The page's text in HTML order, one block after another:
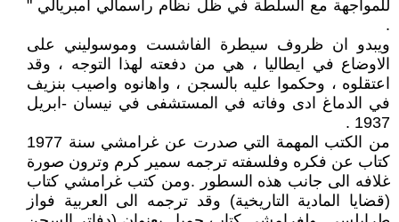
للمواجهة مع السلطة في ظل نظام رأسمالي امبريالي "
.
ويبدو ان ظروف سيطرة الفاشست وموسوليني على
الاوضاع في ايطاليا ، هي من دفعته لهذا التوجه ، وقد
اعتقلوه ، وحكموا عليه بالسجن ، واهانوه واصيب بنزيف
في الدماغ ادى وفاته في المستشفى في نيسان -ابريل
1937 .
من الكتب المهمة التي صدرت عن غرامشي سنة 1977
كتاب عن فكره وفلسفته ترجمه سمير كرم وترون صورة
غلافه الى جانب هذه السطور .ومن كتب غرامشي كتاب
(قضايا المادية التاريخية) وقد ترجمه الى العربية فواز